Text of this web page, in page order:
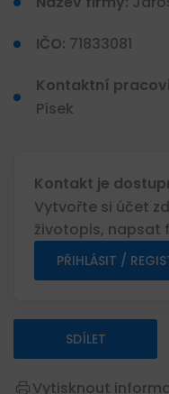
IČO: 71833081
Kontaktní
Písek
Kontakt je
Vytvořte si účet
životopis, napsat
PŘIHLÁSIT /
SDÍLET
Vytisknout